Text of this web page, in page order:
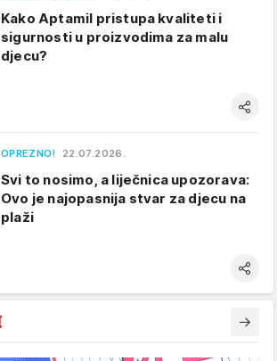
Kako Aptamil pristupa kvaliteti i
sigurnosti u proizvodima za malu
djecu?
OPREZNO! 22.07.2026.
Svi to nosimo, a liječnica upozorava:
Ovo je najopasnija stvar za djecu na
plaži